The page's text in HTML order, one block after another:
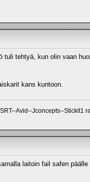
tuli tehtyä, kun olin vaan
kans kuntoon.
Avid--Jconcepts--Stickit1
laitoin fail safen